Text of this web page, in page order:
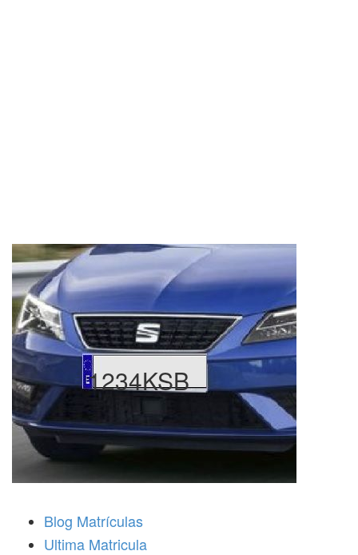
1234KSB
Blog Matrículas
Ultima Matricula